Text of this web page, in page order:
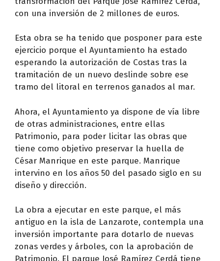
con una inversión de 2 millones de euros.
Esta obra se ha tenido que posponer para este
ejercicio porque el Ayuntamiento ha estado
esperando la autorización de Costas tras la
tramitación de un nuevo deslinde sobre ese
tramo del litoral en terrenos ganados al mar.
Ahora, el Ayuntamiento ya dispone de vía libre
de otras administraciones, entre ellas
Patrimonio, para poder licitar las obras que
tiene como objetivo preservar la huella de
César Manrique en este parque. Manrique
intervino en los años 50 del pasado siglo en su
diseño y dirección.
La obra a ejecutar en este parque, el más
antiguo en la isla de Lanzarote, contempla una
inversión importante para dotarlo de nuevas
zonas verdes y árboles, con la aprobación de
Patrimonio. El parque José Ramírez Cerdá tiene